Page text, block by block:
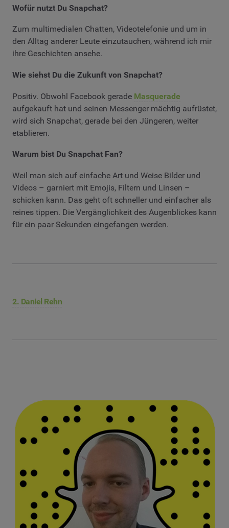
Wofür nutzt Du Snapchat?
Zum multimedialen Chatten, Videotelefonie und um in
den Alltag anderer Leute einzutauchen, während ich mir
ihre Geschichten ansehe.
Wie siehst Du die Zukunft von Snapchat?
Positiv. Obwohl Facebook gerade Masquerade
aufgekauft hat und seinen Messenger mächtig aufrüstet,
wird sich Snapchat, gerade bei den Jüngeren, weiter
etablieren.
Warum bist Du Snapchat Fan?
Weil man sich auf einfache Art und Weise Bilder und
Videos – garniert mit Emojis, Filtern und Linsen –
schicken kann. Das geht oft schneller und einfacher als
reines tippen. Die Vergänglichkeit des Augenblickes kann
für ein paar Sekunden eingefangen werden.
2. Daniel Rehn